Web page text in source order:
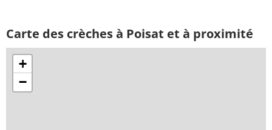
Carte des crèches à Poisat et à proximité
+
−